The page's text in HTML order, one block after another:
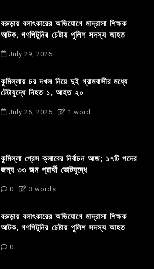
বরুড়ায় বলাৎকারের অভিযোগে মাদ্রাসা শিক্ষক
আটক, গণপিটুনির চেষ্টায় পুলিশ সদস্য আহত
July 29, 2026
কুমিল্লায় চর দখল নিয়ে দুই গ্রামবাসীর মধ্যে
টেটাযুদ্ধে নিহত ১, আহত ২০
July 26, 2026 1 word
কুমিল্লা প্রেস ক্লাবের নির্বাচন আজ; ১৭টি পদের
জন্য ৩৩ জন প্রার্থী ভোটযুদ্ধে
0 3 words
বরুড়ায় বলাৎকারের অভিযোগে মাদ্রাসা শিক্ষক
আটক, গণপিটুনির চেষ্টায় পুলিশ সদস্য আহত
0